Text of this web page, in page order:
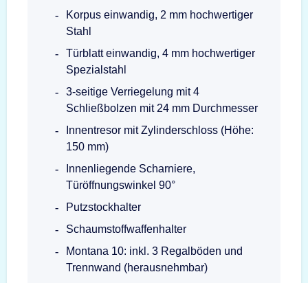
Korpus einwandig, 2 mm hochwertiger
Stahl
Türblatt einwandig, 4 mm hochwertiger
Spezialstahl
3-seitige Verriegelung mit 4
Schließbolzen mit 24 mm Durchmesser
Innentresor mit Zylinderschloss (Höhe:
150 mm)
Innenliegende Scharniere,
Türöffnungswinkel 90°
Putzstockhalter
Schaumstoffwaffenhalter
Montana 10: inkl. 3 Regalböden und
Trennwand (herausnehmbar)